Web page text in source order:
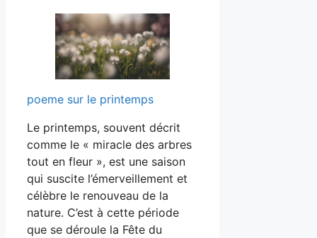
poeme sur le printemps
Le printemps, souvent décrit
comme le « miracle des arbres
tout en fleur », est une saison
qui suscite l’émerveillement et
célèbre le renouveau de la
nature. C’est à cette période
que se déroule la Fête du